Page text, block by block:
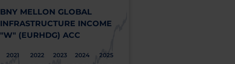
BNY MELLON GLOBAL
INFRASTRUCTURE INCOME
"W" (EURHDG) ACC
2021 2022 2023 2024 2025